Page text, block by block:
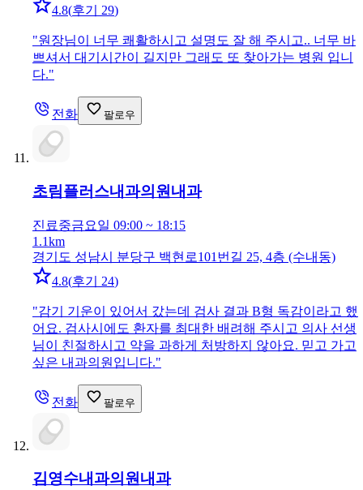
4.8(후기 29)
"원장님이 너무 쾌활하시고 설명도 잘 해 주시고.. 너무 바
쁘셔서 대기시간이 길지만 그래도 또 찾아가는 병원 입니
다."
전화 팔로우
초림플러스내과의원 내과
진료중금요일 09:00 ~ 18:15
1.1km
경기도 성남시 분당구 백현로101번길 25, 4층 (수내동)
4.8(후기 24)
"감기 기운이 있어서 갔는데 검사 결과 B형 독감이라고 했
어요. 검사시에도 환자를 최대한 배려해 주시고 의사 선생
님이 친절하시고 약을 과하게 처방하지 않아요. 믿고 가고
싶은 내과의원입니다."
전화 팔로우
김영수내과의원내과